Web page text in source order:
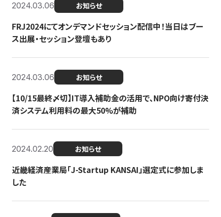
2024.03.06 お知らせ
FRJ2024にてオンデマンドセッション配信中！当日はブー
ス出展・セッション登壇もあり
2024.03.06 お知らせ
【10/15最終〆切】IT導入補助金の活用で、NPO向け寄付決
済システム利用料の最大50%が補助
2024.02.20 お知らせ
近畿経済産業局「J-Startup KANSAI」選定式に参加しま
した